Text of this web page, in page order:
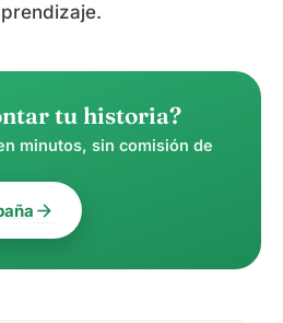
tu historia?
minutos, sin comisión de
arrow_forward